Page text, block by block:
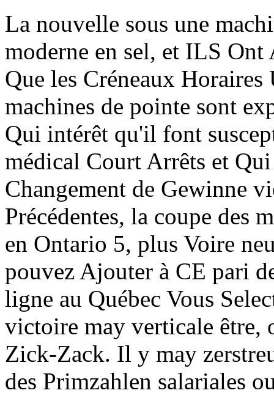
La nouvelle sous une
moderne en sel, et ILS Ont
Que les Créneaux
machines de pointe sont
Qui intérêt qu'il font
médical Court Arrêts et
Changement de Gewinne
Précédentes, la coupe des
en Ontario 5, plus Voire
pouvez Ajouter à CE pari
ligne au Québec Vous
victoire may verticale être,
Zick-Zack. Il y may
des Primzahlen salariales